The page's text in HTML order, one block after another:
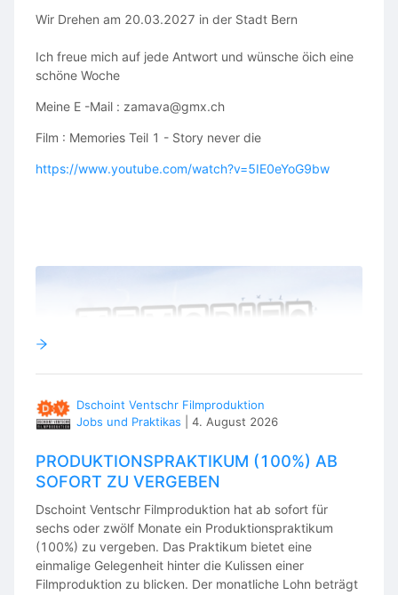
Wir Drehen am 20.03.2027 in der Stadt Bern
Ich freue mich auf jede Antwort und wünsche öich eine
schöne Woche
Meine E -Mail : zamava@gmx.ch
Film : Memories Teil 1 - Story never die
https://www.youtube.com/watch?v=5IE0eYoG9bw
Dschoint Ventschr Filmproduktion
Jobs und Praktikas
4. August 2026
PRODUKTIONSPRAKTIKUM (100%) AB
SOFORT ZU VERGEBEN
Dschoint Ventschr Filmproduktion hat ab sofort für
sechs oder zwölf Monate ein Produktionspraktikum
(100%) zu vergeben. Das Praktikum bietet eine
einmalige Gelegenheit hinter die Kulissen einer
Filmproduktion zu blicken. Der monatliche Lohn beträgt